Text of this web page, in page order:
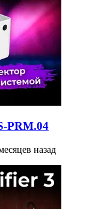
PRM.04
назад